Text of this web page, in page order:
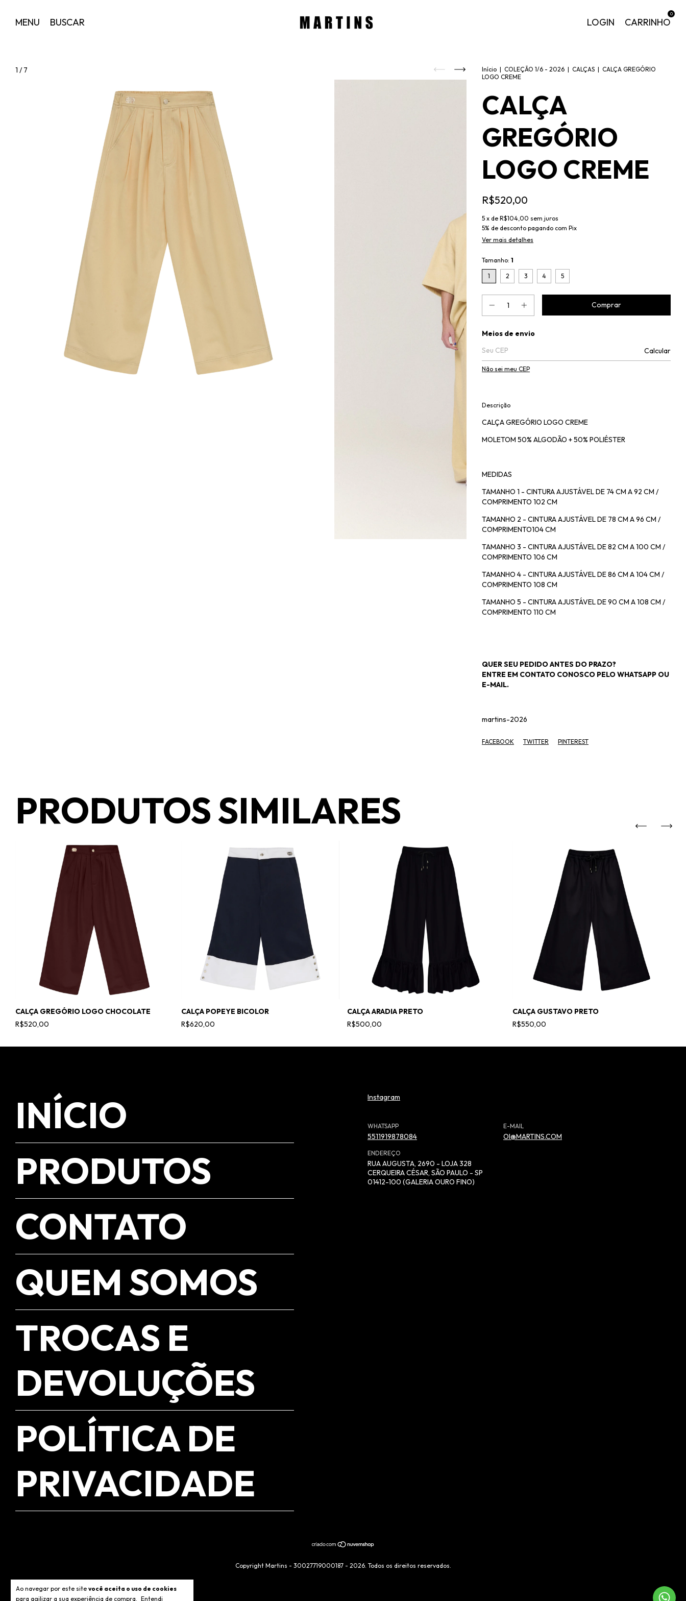
MENU BUSCAR LOGIN CARRINHO
0
Ao navegar por este site você aceita o uso de cookies
para agilizar a sua experiência de compra. Entendi
1 /7 Início | COLEÇÃO 1/6 - 2026 | CALÇAS | CALÇA GREGÓRIO
LOGO CREME
CALÇA
GREGÓRIO
LOGO CREME
R$520,00
5 x de R$104,00 sem juros
5% de desconto pagando com Pix
Ver mais detalhes
Tamanho: 1
1 2 3 4 5
Entregas para o CEP:
Meios de envio
Calcular
Não sei meu CEP
Descrição
CALÇA GREGÓRIO LOGO CREME
MOLETOM 50% ALGODÃO + 50% POLIÉSTER
MEDIDAS
TAMANHO 1 - CINTURA AJUSTÁVEL DE 74 CM A 92 CM /
COMPRIMENTO 102 CM
TAMANHO 2 - CINTURA AJUSTÁVEL DE 78 CM A 96 CM /
COMPRIMENTO104 CM
TAMANHO 3 - CINTURA AJUSTÁVEL DE 82 CM A 100 CM /
COMPRIMENTO 106 CM
TAMANHO 4 - CINTURA AJUSTÁVEL DE 86 CM A 104 CM /
COMPRIMENTO 108 CM
TAMANHO 5 - CINTURA AJUSTÁVEL DE 90 CM A 108 CM /
COMPRIMENTO 110 CM
QUER SEU PEDIDO ANTES DO PRAZO?
ENTRE EM CONTATO CONOSCO PELO WHATSAPP OU
E-MAIL.
martins-2026
FACEBOOK TWITTER PINTEREST
PRODUTOS SIMILARES
CALÇA GREGÓRIO LOGO CHOCOLATE
R$520,00
CALÇA POPEYE BICOLOR
R$620,00
CALÇA ARADIA PRETO
R$500,00
CALÇA GUSTAVO PRETO
R$550,00
INÍCIO
PRODUTOS
CONTATO
QUEM SOMOS
TROCAS E
DEVOLUÇÕES
POLÍTICA DE
PRIVACIDADE
Instagram
WHATSAPP
5511919878084
E-MAIL
OI@MARTINS.COM
ENDEREÇO
RUA AUGUSTA, 2690 - LOJA 328
CERQUEIRA CÉSAR, SÃO PAULO - SP
01412-100 (GALERIA OURO FINO)
Copyright Martins - 30027719000187 - 2026. Todos os direitos reservados.